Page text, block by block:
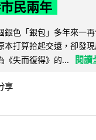
民兩年
銀色「銀包」多年來一
本打算拾起交還，卻發
《失而復得》的...
閱讀
享